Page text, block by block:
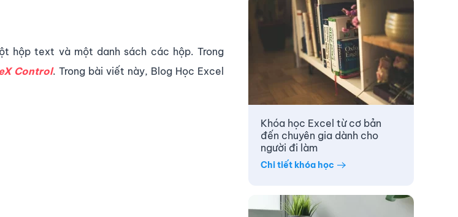
hộp text và một danh sách các hộp. Trong
Control. Trong bài viết này, Blog Học Excel
Khóa học Excel từ cơ bản
đến chuyên gia dành cho
người đi làm
Chi tiết khóa học